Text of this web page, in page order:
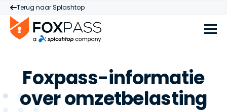
Terug naar Splashtop
Foxpass-informatie
over omzetbelasting